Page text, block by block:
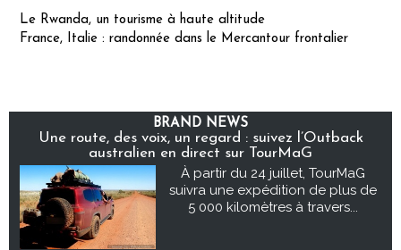
Le Rwanda, un tourisme à haute altitude
France, Italie : randonnée dans le Mercantour frontalier
BRAND NEWS
Une route, des voix, un regard : suivez l’Outback
australien en direct sur TourMaG
À partir du 24 juillet, TourMaG
suivra une expédition de plus de
5 000 kilomètres à travers...